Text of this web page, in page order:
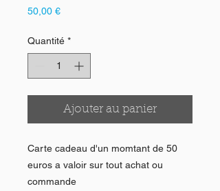
50,00 €Prix
Quantité *
Ajouter au panier
Carte cadeau d'un momtant de 50
euros a valoir sur tout achat ou
commande